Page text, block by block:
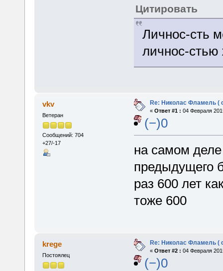
Цитировать
Личнос-сть
личнос-стью
vkv
Ветеран
Сообщений: 704
+27/-17
Re: Николас Фламель (
« Ответ #1 : 04 Февраля
(−)0
на самом деле
предыдущего
раз 600 лет
тоже 600
krege
Постоялец
Re: Николас Фламель (
« Ответ #2 : 04 Февраля
(−)0